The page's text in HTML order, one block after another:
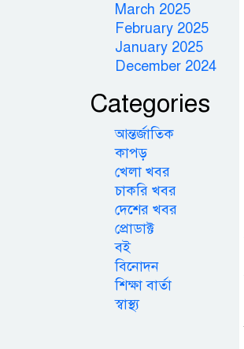
March 2025
February 2025
January 2025
December 2024
Categories
আন্তর্জাতিক
কাপড়
খেলা খবর
চাকরি খবর
দেশের খবর
প্রোডাক্ট
বই
বিনোদন
শিক্ষা বার্তা
স্বাস্থ্য